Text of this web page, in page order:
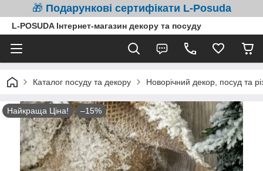
🎁 Подарункові сертифікати L-Posuda
L-POSUDA Інтернет-магазин декору та посуду
Каталог посуду та декору Новорічний декор, посуд та
Найкраща Ціна! –15%